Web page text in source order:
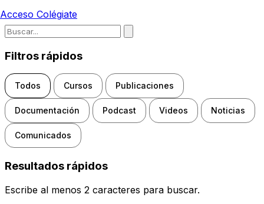
Acceso Colégiate
Escribe para buscar noticias,
Filtros rápidos
Todos Cursos Publicaciones
Documentación Podcast Videos Noticias
Comunicados
Resultados rápidos
Escribe al menos 2 caracteres para buscar.